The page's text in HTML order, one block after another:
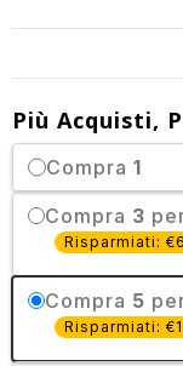
Più Acquisti,
Compra 1
Compra 3
Risparmiati:
Compra 5
Risparmiati: